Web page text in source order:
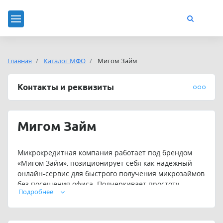
Главная Каталог МФО Мигом Займ
Контакты и реквизиты
Мигом Займ
Микрокредитная компания работает под брендом
«Мигом Займ», позиционирует себя как надежный
онлайн-сервис для быстрого получения микрозаймов
без посещения офиса. Подчеркивает простоту
процесса: заявка оформляется за 3-5 минут, деньги
Подробнее